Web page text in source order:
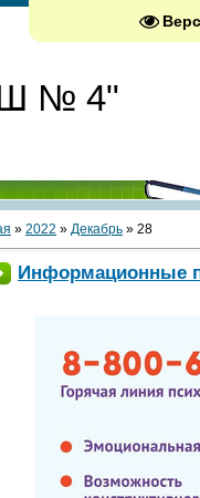
№ 4"
» 2022 » Декабрь » 28
Информационные